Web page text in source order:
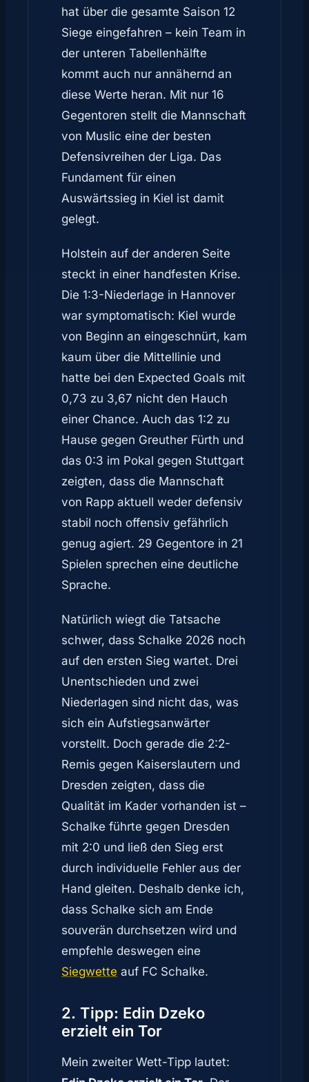
hat über die gesamte Saison 12
Siege eingefahren – kein Team in
der unteren Tabellenhälfte
kommt auch nur annähernd an
diese Werte heran. Mit nur 16
Gegentoren stellt die Mannschaft
von Muslic eine der besten
Defensivreihen der Liga. Das
Fundament für einen
Auswärtssieg in Kiel ist damit
gelegt.
Holstein auf der anderen Seite
steckt in einer handfesten Krise.
Die 1:3-Niederlage in Hannover
war symptomatisch: Kiel wurde
von Beginn an eingeschnürt, kam
kaum über die Mittellinie und
hatte bei den Expected Goals mit
0,73 zu 3,67 nicht den Hauch
einer Chance. Auch das 1:2 zu
Hause gegen Greuther Fürth und
das 0:3 im Pokal gegen Stuttgart
zeigten, dass die Mannschaft
von Rapp aktuell weder defensiv
stabil noch offensiv gefährlich
genug agiert. 29 Gegentore in 21
Spielen sprechen eine deutliche
Sprache.
Natürlich wiegt die Tatsache
schwer, dass Schalke 2026 noch
auf den ersten Sieg wartet. Drei
Unentschieden und zwei
Niederlagen sind nicht das, was
sich ein Aufstiegsanwärter
vorstellt. Doch gerade die 2:2-
Remis gegen Kaiserslautern und
Dresden zeigten, dass die
Qualität im Kader vorhanden ist –
Schalke führte gegen Dresden
mit 2:0 und ließ den Sieg erst
durch individuelle Fehler aus der
Hand gleiten. Deshalb denke ich,
dass Schalke sich am Ende
souverän durchsetzen wird und
empfehle deswegen eine
Siegwette auf FC Schalke.
2. Tipp: Edin Dzeko
erzielt ein Tor
Mein zweiter Wett-Tipp lautet: